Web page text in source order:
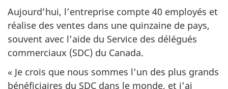
Aujourd’hui, l’entreprise compte 40 employés et
réalise des ventes dans une quinzaine de pays,
souvent avec l’aide du Service des délégués
commerciaux (SDC) du Canada.
« Je crois que nous sommes l’un des plus grands
bénéficiaires du SDC dans le monde, et j’ai